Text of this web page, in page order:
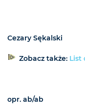
Cezary Sękalski
Zobacz także: List
opr. ab/ab